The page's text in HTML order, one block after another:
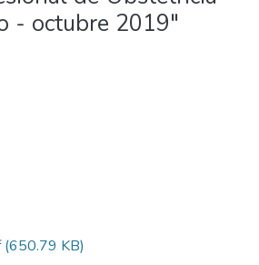
- octubre 2019"
(650.79 KB)